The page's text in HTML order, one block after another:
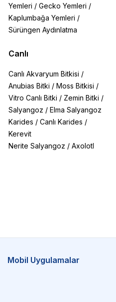
Yemleri / Gecko Yemleri /
Kaplumbağa Yemleri /
Sürüngen Aydınlatma
Canlı
Canlı Akvaryum Bitkisi /
Anubias Bitki / Moss Bitkisi /
Vitro Canlı Bitki / Zemin Bitki /
Salyangoz / Elma Salyangoz
Karides / Canlı Karides /
Kerevit
Nerite Salyangoz / Axolotl
Mobil Uygulamalar